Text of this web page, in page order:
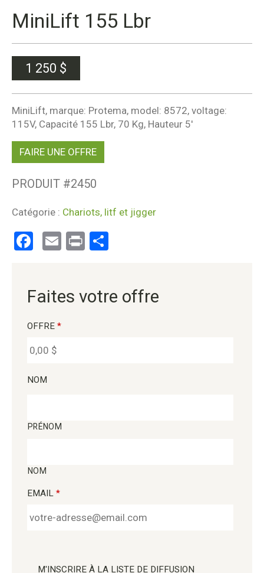
MiniLift 155 Lbr
1 250 $
MiniLift, marque: Protema, model: 8572, voltage:
115V, Capacité 155 Lbr, 70 Kg, Hauteur 5′
FAIRE UNE OFFRE
PRODUIT #2450
Catégorie : Chariots, litf et jigger
Facebook
Email
Print
Faites votre offre
OFFRE *
NOM
PRÉNOM
NOM
EMAIL *
M'INSCRIRE À LA LISTE DE DIFFUSION